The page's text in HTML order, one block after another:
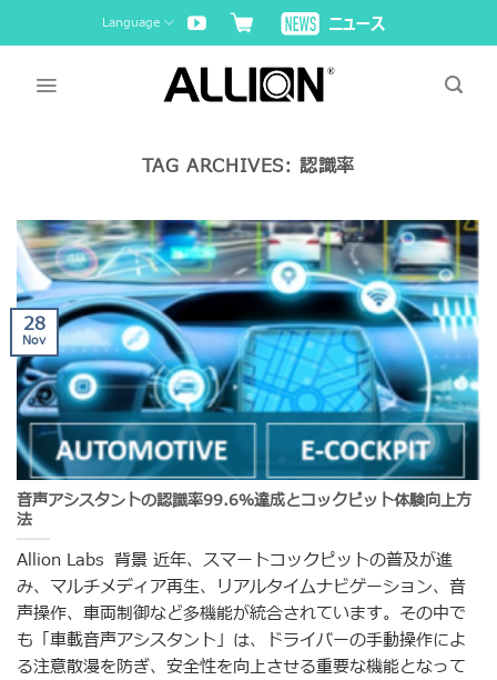
to
Language
TAG ARCHIVES: 認識率
音声アシスタントの認識率99.6％達成とコックピット体験向上方
法
Allion Labs 背景 近年、スマートコックピットの普及が進
み、マルチメディア再生、リアルタイムナビゲーション、音
声操作、車両制御など多機能が統合されています。その中で
も「車載音声アシスタント」は、ドライバーの手動操作によ
る注意散漫を防ぎ、安全性を向上させる重要な機能となって
28
Nov